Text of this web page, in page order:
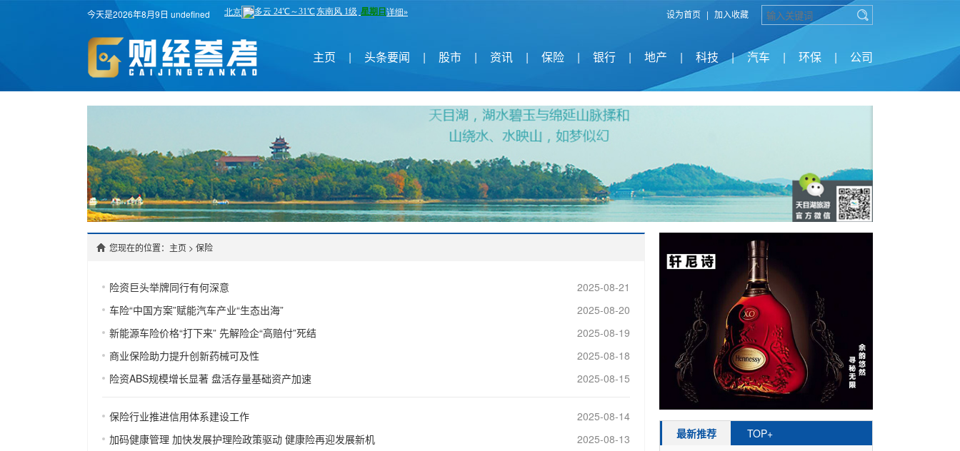
今天是2026年8月9日 undefined 设为首页 | 加入收藏
主页 | 头条要闻 | 股市 | 资讯 | 保险 | 银行 | 地产 | 科技 | 汽车 | 环保 | 公司
您现在的位置：主页 > 保险
2025-08-21
险资巨头举牌同行有何深意
2025-08-20
车险“中国方案”赋能汽车产业“生态出海”
2025-08-19
新能源车险价格“打下来” 先解险企“高赔付”死结
2025-08-18
商业保险助力提升创新药械可及性
2025-08-15
险资ABS规模增长显著 盘活存量基础资产加速
2025-08-14
保险行业推进信用体系建设工作
2025-08-13
加码健康管理 加快发展护理险政策驱动 健康险再迎发展新机
最新推荐 TOP+